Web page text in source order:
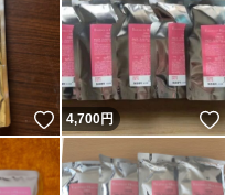
いいね！
4,700円